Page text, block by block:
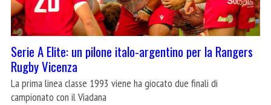
Serie A Elite: un pilone italo-argentino per la Rangers
Rugby Vicenza
La prima linea classe 1993 viene ha giocato due finali di
campionato con il Viadana